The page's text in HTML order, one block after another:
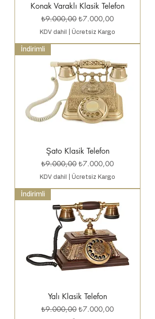
Konak Varaklı Klasik Telefon
Normal Fiyat
₺9.000,00 İndirimli Fiyat
₺7.000,00
KDV dahil Ücretsiz Kargo
İndirimli
Şato Klasik Telefon
Normal Fiyat
₺9.000,00 İndirimli Fiyat
₺7.000,00
KDV dahil Ücretsiz Kargo
İndirimli
Yalı Klasik Telefon
Normal Fiyat
₺9.000,00 İndirimli Fiyat
₺7.000,00